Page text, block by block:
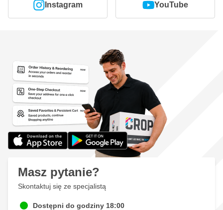
Instagram YouTube
Masz pytanie?
Skontaktuj się ze specjalistą
Dostępni do godziny 18:00